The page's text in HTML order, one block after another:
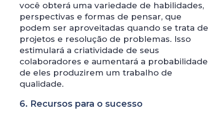
você obterá uma variedade de habilidades,
perspectivas e formas de pensar, que
podem ser aproveitadas quando se trata de
projetos e resolução de problemas. Isso
estimulará a criatividade de seus
colaboradores e aumentará a probabilidade
de eles produzirem um trabalho de
qualidade.
6. Recursos para o sucesso